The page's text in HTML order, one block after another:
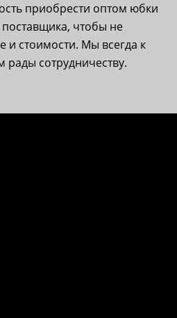
приобрести оптом юбки
чтобы не
и стоимости. Мы всегда к
сотрудничеству.